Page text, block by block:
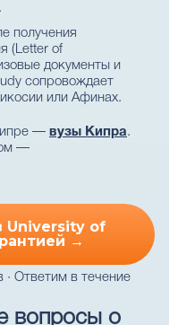
получения
(Letter of
документы и
сопровождает
или Афинах.
— вузы Кипра.
—
University of
→
· Ответим в течение
вопросы о